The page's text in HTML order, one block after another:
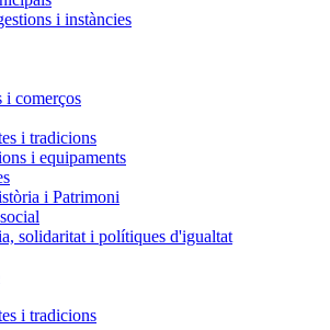
i instàncies
i comerços
i tradicions
i equipaments
i Patrimoni
solidaritat i polítiques d'igualtat
i tradicions